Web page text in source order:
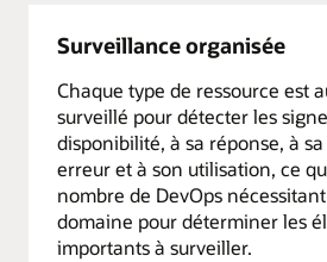
Surveillance organisée
Chaque type de ressource est
surveillé pour détecter les
disponibilité, à sa réponse, à
erreur et à son utilisation, ce
nombre de DevOps
domaine pour déterminer les
importants à surveiller.